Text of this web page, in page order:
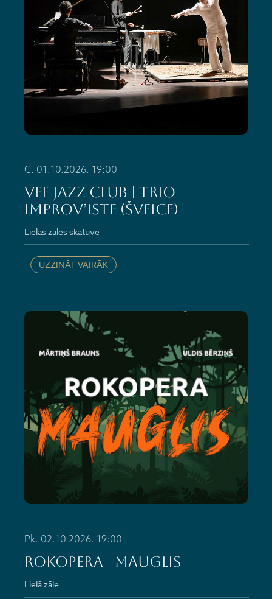
C. 01.10.2026. 19:00
VEF JAZZ CLUB | Trio
improv’iste (Šveice)
Lielās zāles skatuve
UZZINĀT VAIRĀK
Pk. 02.10.2026. 19:00
ROKOPERA | MAUGLIS
Lielā zāle